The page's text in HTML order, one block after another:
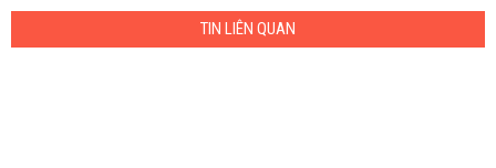
TIN LIÊN QUAN